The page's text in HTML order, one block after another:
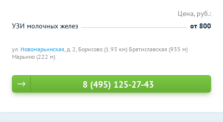
ул. Новомарьинская, д. 2, Борисово (1.93 км) Братиславская (935 м)
Марьино (222 м)
Цена, руб.:
УЗИ молочных желез
от 800
8 (495) 125-27-43